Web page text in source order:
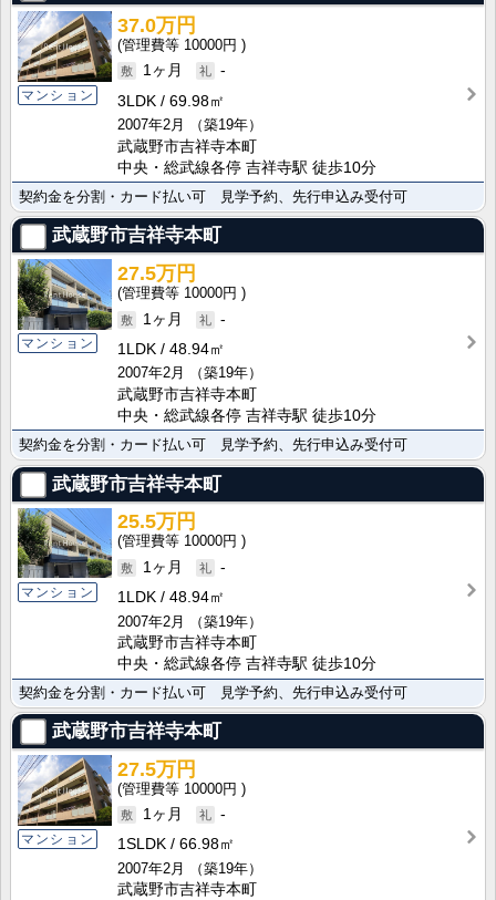
マンション
37.0万円
10000円
1ヶ月
-
3LDK
69.98㎡
2007年2月
（築19年）
武蔵野市吉祥寺本町
中央・総武線各停 吉祥寺駅 徒歩10分
契約金を分割・カード払い可 見学予約、先行申込み受付可
武蔵野市吉祥寺本町
マンション
27.5万円
10000円
1ヶ月
-
1LDK
48.94㎡
2007年2月
（築19年）
武蔵野市吉祥寺本町
中央・総武線各停 吉祥寺駅 徒歩10分
契約金を分割・カード払い可 見学予約、先行申込み受付可
武蔵野市吉祥寺本町
マンション
25.5万円
10000円
1ヶ月
-
1LDK
48.94㎡
2007年2月
（築19年）
武蔵野市吉祥寺本町
中央・総武線各停 吉祥寺駅 徒歩10分
契約金を分割・カード払い可 見学予約、先行申込み受付可
武蔵野市吉祥寺本町
マンション
27.5万円
10000円
1ヶ月
-
1SLDK
66.98㎡
2007年2月
（築19年）
武蔵野市吉祥寺本町